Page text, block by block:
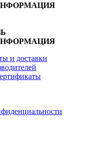
и доставки